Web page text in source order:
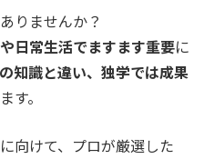
りませんか？
日常生活でますます重要に
知識と違い、独学では成果
す。
向けて、プロが厳選した